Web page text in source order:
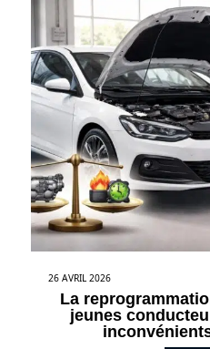
26 AVRIL 2026
La
jeunes